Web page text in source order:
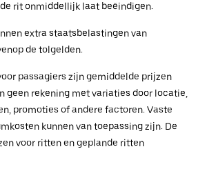
rit onmiddellijk laat beëindigen.
extra staatsbelastingen van
de tolgelden.
passagiers zijn gemiddelde prijzen
geen rekening met variaties door locatie,
promoties of andere factoren. Vaste
kunnen van toepassing zijn. De
voor ritten en geplande ritten